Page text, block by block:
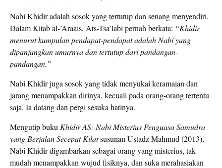
Nabi Khidir adalah sosok yang tertutup dan senang menyendiri.
Dalam Kitab al-’Araais, Ats-Tsa’labi pernah berkata: “Khidir
menurut kumpulan pendapat-pendapat adalah Nabi yang
dipanjangkan umurnya dan tertutup dari pandangan-
pandangan.”
Nabi Khidir juga sosok yang tidak menyukai keramaian dan
jarang menampakkan dirinya, kecuali pada orang-orang tertentu
saja. Ia datang dan pergi sesuka hatinya.
Mengutip buku Khidir AS: Nabi Misterius Penguasa Samudra
yang Berjalan Secepat Kilatsusunan Ustadz Mahmud (2013),
Nabi Khidir digambarkan sebagai orang yang misterius, tak
mudah menampakkan wujud fisiknya, dan suka merahasiakan